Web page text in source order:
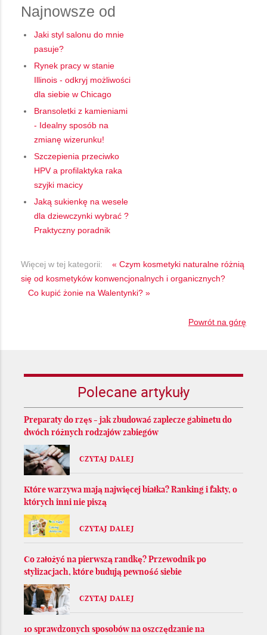
Najnowsze od
Jaki styl salonu do mnie
pasuje?
Rynek pracy w stanie
Illinois - odkryj możliwości
dla siebie w Chicago
Bransoletki z kamieniami
- Idealny sposób na
zmianę wizerunku!
Szczepienia przeciwko
HPV a profilaktyka raka
szyjki macicy
Jaką sukienkę na wesele
dla dziewczynki wybrać ?
Praktyczny poradnik
Więcej w tej kategorii:
« Czym kosmetyki naturalne różnią
się od kosmetyków konwencjonalnych i organicznych?
Co kupić żonie na Walentynki? »
Powrót na górę
Polecane artykuły
Preparaty do rzęs - jak zbudować zaplecze gabinetu do
dwóch różnych rodzajów zabiegów
CZYTAJ DALEJ
Które warzywa mają najwięcej białka? Ranking i fakty, o
których inni nie piszą
CZYTAJ DALEJ
Co założyć na pierwszą randkę? Przewodnik po
stylizacjach, które budują pewność siebie
CZYTAJ DALEJ
10 sprawdzonych sposobów na oszczędzanie na